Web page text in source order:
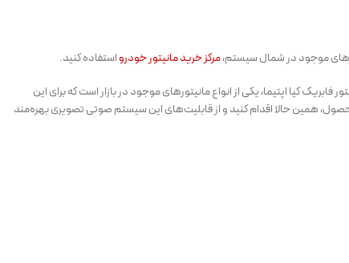
موجود در شمال سیستم،مرکز خرید مانیتور خودرواستفاده کنید.
کیا اپتیما، یکی از انواع مانیتورهای موجود در بازار است که برای این
همین حالا اقدام کنید و از قابلیت‌های این سیستم صوتی تصویری بهره‌مند